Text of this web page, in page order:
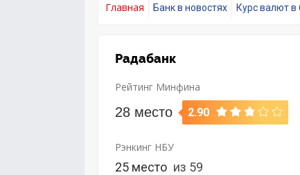
Главная Банк в новостях Курс валют в
Радабанк
Рейтинг Минфина
28 место 2.90
Рэнкинг НБУ
25 место из 59